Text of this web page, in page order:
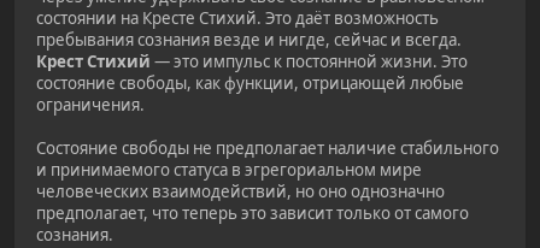
состоянии на Кресте Стихий. Это даёт возможность
пребывания сознания везде и нигде, сейчас и всегда.
Крест Стихий — это импульс к постоянной жизни. Это
состояние свободы, как функции, отрицающей любые
ограничения.
Состояние свободы не предполагает наличие стабильного
и принимаемого статуса в эгрегориальном мире
человеческих взаимодействий, но оно однозначно
предполагает, что теперь это зависит только от самого
сознания.